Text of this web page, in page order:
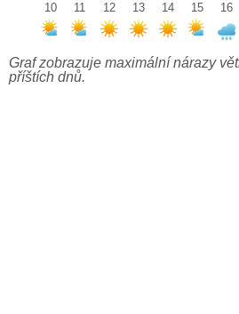
10
11
12
13
14
15
16
Graf zobrazuje maximální nárazy
příštích dnů.